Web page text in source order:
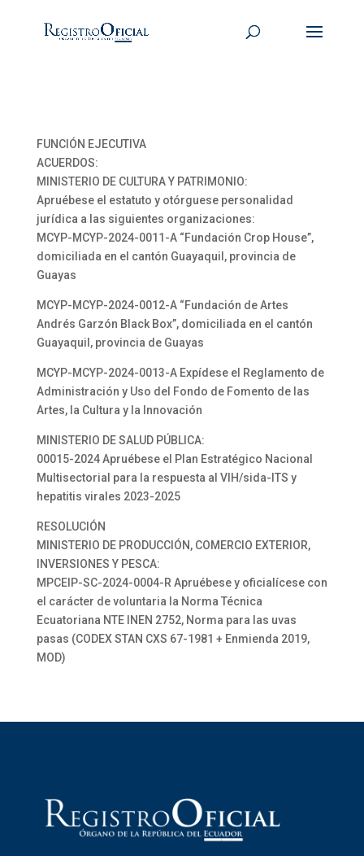
FUNCIÓN EJECUTIVA
ACUERDOS:
MINISTERIO DE CULTURA Y PATRIMONIO:
Apruébese el estatuto y otórguese personalidad
jurídica a las siguientes organizaciones:
MCYP-MCYP-2024-0011-A “Fundación Crop House”,
domiciliada en el cantón Guayaquil, provincia de
Guayas
MCYP-MCYP-2024-0012-A “Fundación de Artes
Andrés Garzón Black Box”, domiciliada en el cantón
Guayaquil, provincia de Guayas
MCYP-MCYP-2024-0013-A Expídese el Reglamento de
Administración y Uso del Fondo de Fomento de las
Artes, la Cultura y la Innovación
MINISTERIO DE SALUD PÚBLICA:
00015-2024 Apruébese el Plan Estratégico Nacional
Multisectorial para la respuesta al VIH/sida-ITS y
hepatitis virales 2023-2025
RESOLUCIÓN
MINISTERIO DE PRODUCCIÓN, COMERCIO EXTERIOR,
INVERSIONES Y PESCA:
MPCEIP-SC-2024-0004-R Apruébese y oficialícese con
el carácter de voluntaria la Norma Técnica
Ecuatoriana NTE INEN 2752, Norma para las uvas
pasas (CODEX STAN CXS 67-1981 + Enmienda 2019,
MOD)